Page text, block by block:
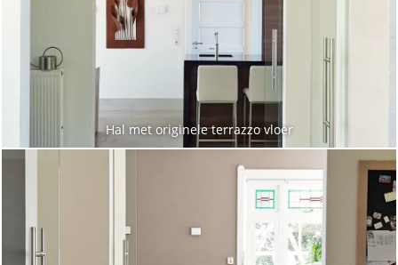
Hal met originele terrazzo vloer